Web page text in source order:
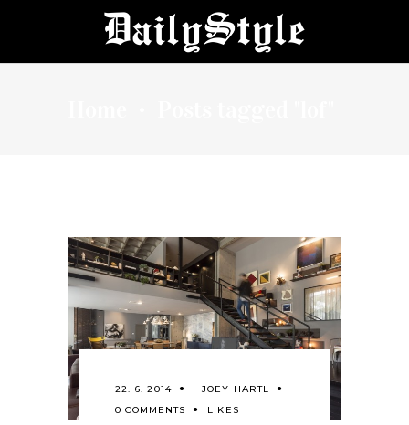
22. 6. 2014
JOEY HARTL
0 COMMENTS
LIKES